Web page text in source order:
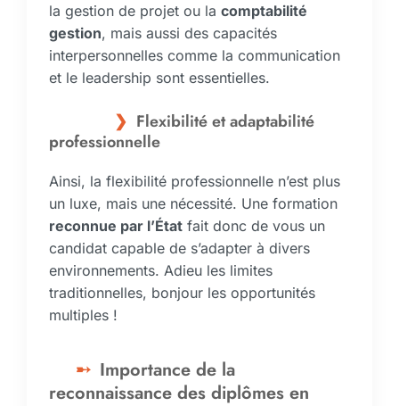
la gestion de projet ou la comptabilité
gestion, mais aussi des capacités
interpersonnelles comme la communication
et le leadership sont essentielles.
Flexibilité et adaptabilité
professionnelle
Ainsi, la flexibilité professionnelle n’est plus
un luxe, mais une nécessité. Une formation
reconnue par l’État fait donc de vous un
candidat capable de s’adapter à divers
environnements. Adieu les limites
traditionnelles, bonjour les opportunités
multiples !
Importance de la
reconnaissance des diplômes en